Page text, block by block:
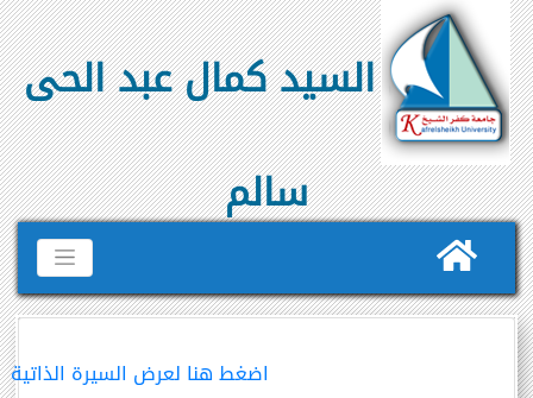
السيد كمال عبد الحى
سالم
اضغط هنا لعرض السيرة الذاتية